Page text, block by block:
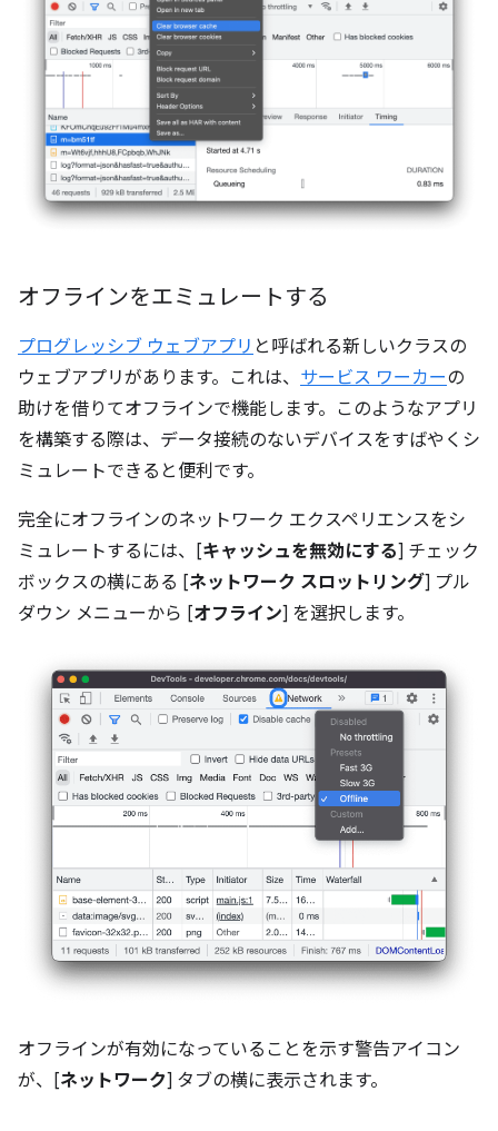
オフラインをエミュレートする
プログレッシブ ウェブアプリ と呼ばれる新しいクラスの
ウェブアプリがあります。これは、 サービス ワーカーの
助けを借りてオフラインで機能します。このようなアプリ
を構築する際は、データ接続のないデバイスをすばやくシ
ミュレートできると便利です。
完全にオフラインのネットワーク エクスペリエンスをシ
ミュレートするには、[キャッシュを無効にする] チェック
ボックスの横にある [ネットワーク スロットリング] プル
ダウン メニューから [オフライン] を選択します。
オフラインが有効になっていることを示す警告アイコン
が、[ネットワーク] タブの横に表示されます。